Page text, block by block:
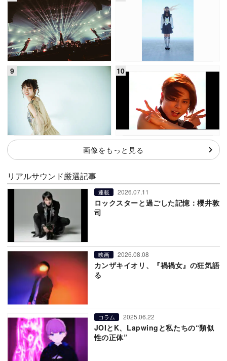
画像をもっと見る
リアルサウンド厳選記事
連載 2026.07.11
ロックスターと過ごした記憶：櫻井敦
司
映画 2026.08.08
カンザキイオリ、『禍禍女』の狂気語
る
コラム 2025.06.22
JOIとK、Lapwingと私たちの“類似
性の正体”